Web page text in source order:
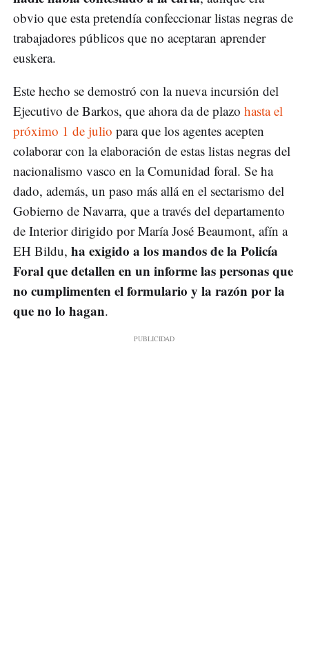
obvio que esta pretendía confeccionar listas negras de
trabajadores públicos que no aceptaran aprender
euskera.
Este hecho se demostró con la nueva incursión del
Ejecutivo de Barkos, que ahora da de plazo hasta el
próximo 1 de julio para que los agentes acepten
colaborar con la elaboración de estas listas negras del
nacionalismo vasco en la Comunidad foral. Se ha
dado, además, un paso más allá en el sectarismo del
Gobierno de Navarra, que a través del departamento
de Interior dirigido por María José Beaumont, afín a
EH Bildu, ha exigido a los mandos de la Policía
Foral que detallen en un informe las personas que
no cumplimenten el formulario y la razón por la
que no lo hagan.